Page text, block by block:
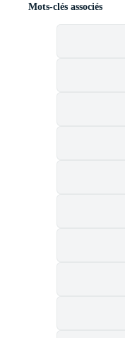
Mots-clés associés